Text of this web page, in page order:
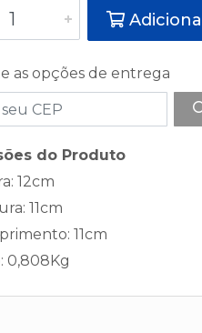
as opções de entrega
do Produto
12cm
11cm
11cm
0,808Kg